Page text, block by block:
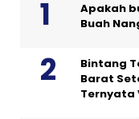
Apakah
Buah
Bintang
Barat
Ternyata